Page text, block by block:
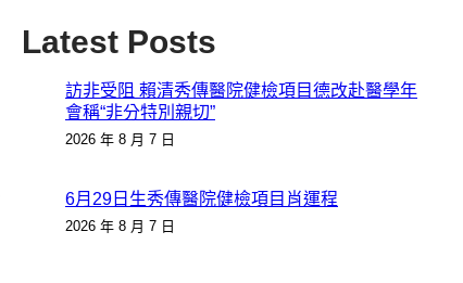
Latest Posts
訪非受阻 賴清秀傳醫院健檢項目德改赴醫學年
會稱“非分特別親切”
2026 年 8 月 7 日
6月29日生秀傳醫院健檢項目肖運程
2026 年 8 月 7 日